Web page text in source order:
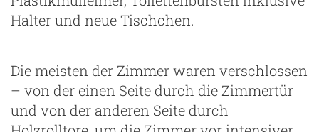
Halter und neue Tischchen.
Die meisten der Zimmer waren verschlossen
– von der einen Seite durch die Zimmertür
und von der anderen Seite durch